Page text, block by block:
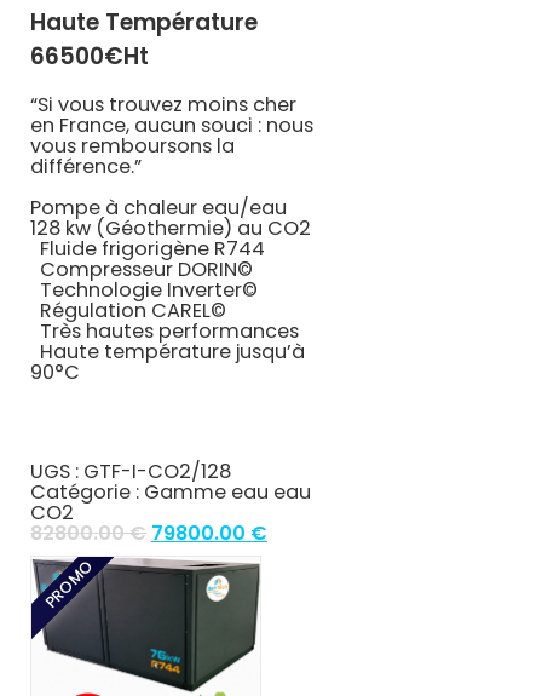
Haute Température
66500€ht
“Si vous trouvez moins cher
en France, aucun souci : nous
vous remboursons la
différence.”
Pompe à chaleur eau/eau
128 kw (Géothermie) au CO2
Fluide frigorigène R744
Compresseur DORIN©
Technologie Inverter©
Régulation CAREL©
Très hautes performances
Haute température jusqu’à
90°C
UGS : GTF-I-CO2/128
Catégorie : Gamme eau eau
CO2
82800.00€ Original
price
was:
82800.00 €.
79800.00 €
PROMO